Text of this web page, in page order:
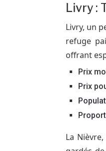
Livry :
Livry, un
refuge
offrant
Prix
Prix
La